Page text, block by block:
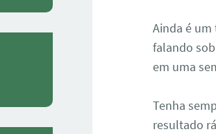
Ainda é
falando
em uma
Tenha
resultado